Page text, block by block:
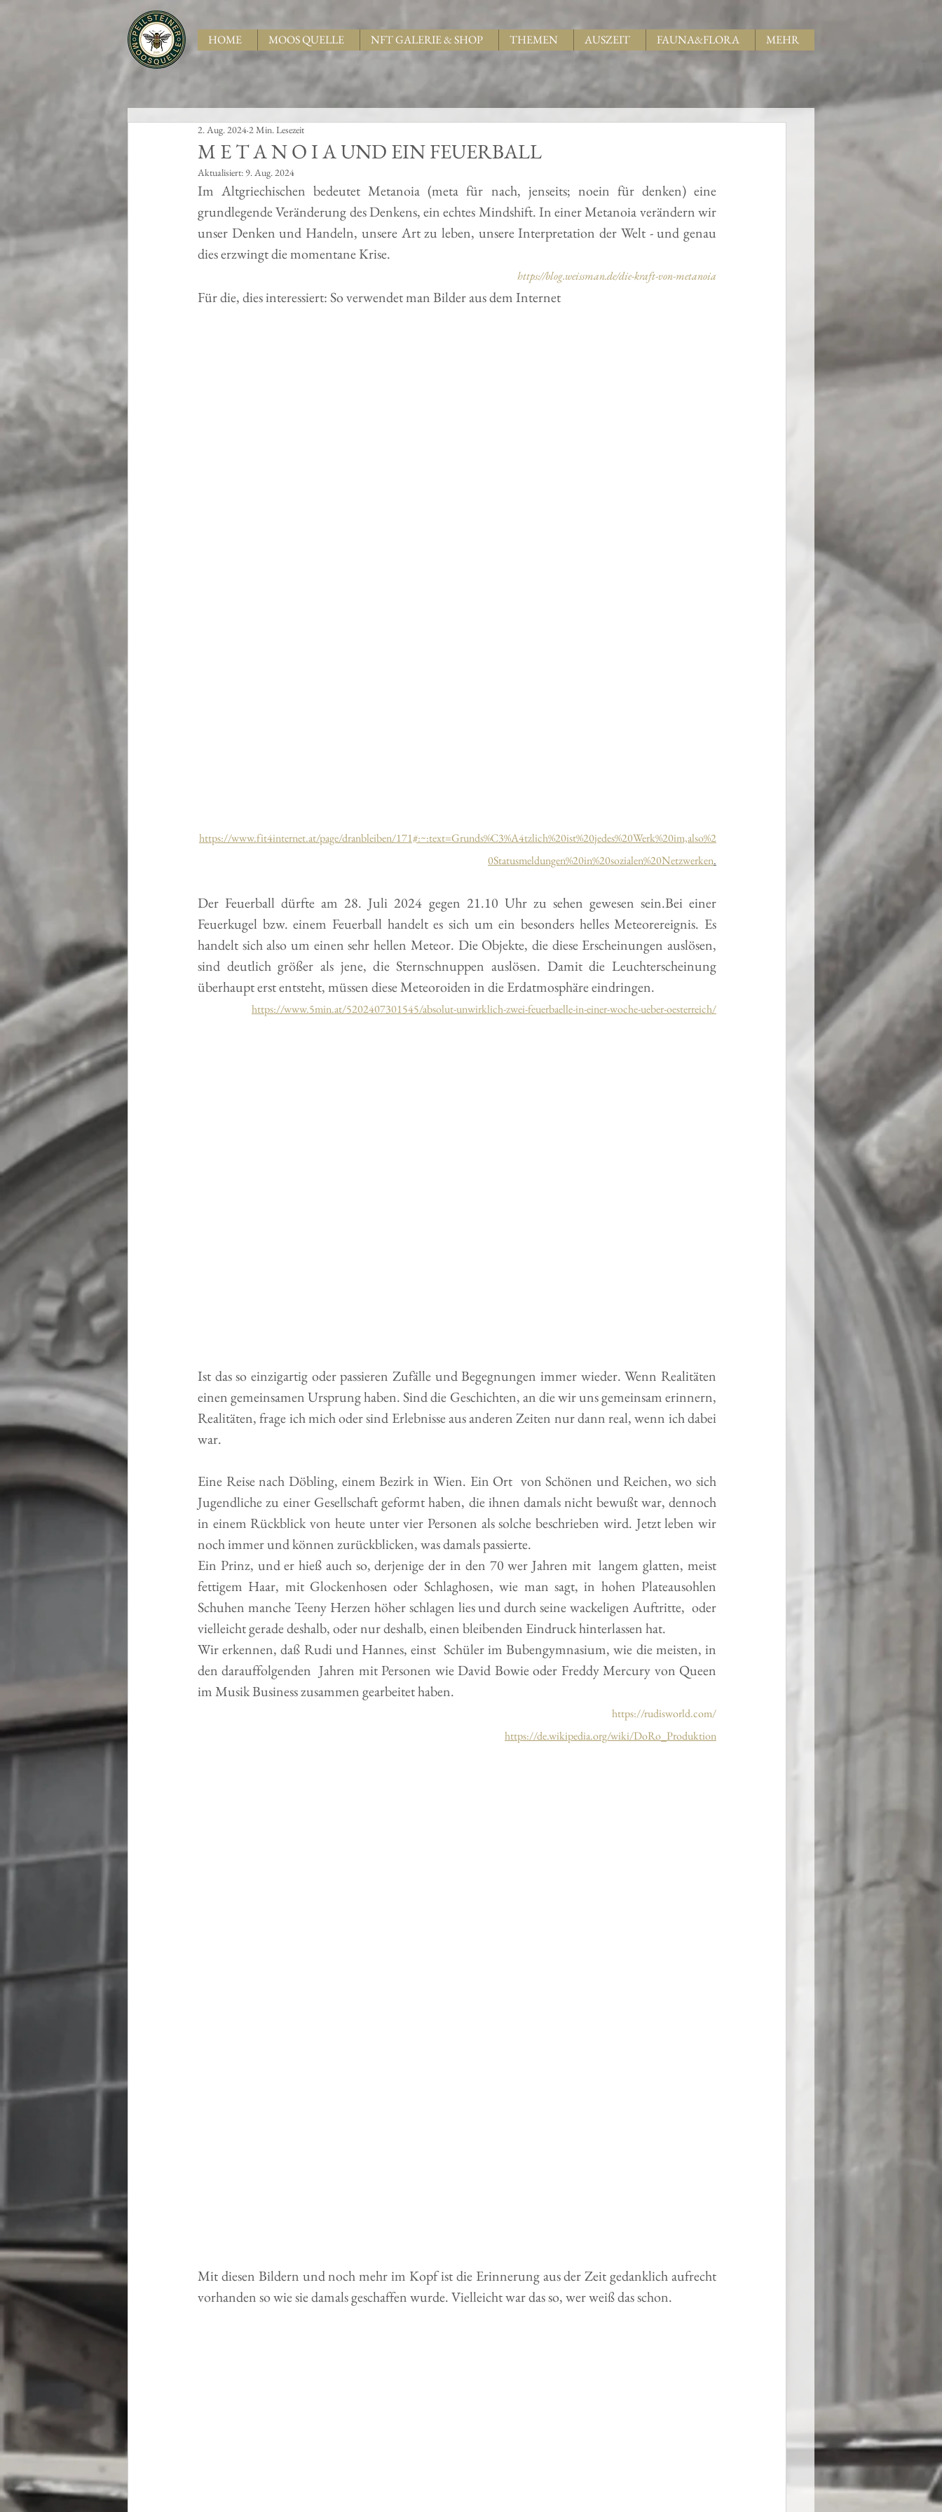
HOME MOOS QUELLE NFT GALERIE & SHOP THEMEN AUSZEIT FAUNA&FLORA MEHR
M E T A N O I A UND EIN FEUERBALL
2. Aug. 20242 Min. Lesezeit
Aktualisiert: 9. Aug. 2024
Im Altgriechischen bedeutet Metanoia (meta für nach, jenseits; noein für denken) eine
grundlegende Veränderung des Denkens, ein echtes Mindshift. In einer Metanoia verändern wir
unser Denken und Handeln, unsere Art zu leben, unsere Interpretation der Welt - und genau
dies erzwingt die momentane Krise.
https://blog.weissman.de/die-kraft-von-metanoia
Für die, dies interessiert: So verwendet man Bilder aus dem Internet
https://www.fit4internet.at/page/dranbleiben/171#:~:text=Grunds%C3%A4tzlich%20ist%20jedes%20Werk%20im,also%2
0Statusmeldungen%20in%20sozialen%20Netzwerken.
Der Feuerball dürfte am 28. Juli 2024 gegen 21.10 Uhr zu sehen gewesen sein.Bei einer
Feuerkugel bzw. einem Feuerball handelt es sich um ein besonders helles Meteorereignis. Es
handelt sich also um einen sehr hellen Meteor. Die Objekte, die diese Erscheinungen auslösen,
sind deutlich größer als jene, die Sternschnuppen auslösen. Damit die Leuchterscheinung
überhaupt erst entsteht, müssen diese Meteoroiden in die Erdatmosphäre eindringen.
https://www.5min.at/5202407301545/absolut-unwirklich-zwei-feuerbaelle-in-einer-woche-ueber-oesterreich/
Ist das so einzigartig oder passieren Zufälle und Begegnungen immer wieder. Wenn Realitäten
einen gemeinsamen Ursprung haben. Sind die Geschichten, an die wir uns gemeinsam erinnern,
Realitäten, frage ich mich oder sind Erlebnisse aus anderen Zeiten nur dann real, wenn ich dabei
war.
Eine Reise nach Döbling, einem Bezirk in Wien. Ein Ort  von Schönen und Reichen, wo sich
Jugendliche zu einer Gesellschaft geformt haben, die ihnen damals nicht bewußt war, dennoch
in einem Rückblick von heute unter vier Personen als solche beschrieben wird. Jetzt leben wir
noch immer und können zurückblicken, was damals passierte.
Ein Prinz, und er hieß auch so, derjenige der in den 70 wer Jahren mit  langem glatten, meist
fettigem Haar, mit Glockenhosen oder Schlaghosen, wie man sagt, in hohen Plateausohlen
Schuhen manche Teeny Herzen höher schlagen lies und durch seine wackeligen Auftritte,  oder
vielleicht gerade deshalb, oder nur deshalb, einen bleibenden Eindruck hinterlassen hat.
Wir erkennen, daß Rudi und Hannes, einst  Schüler im Bubengymnasium, wie die meisten, in
den darauffolgenden  Jahren mit Personen wie David Bowie oder Freddy Mercury von Queen
im Musik Business zusammen gearbeitet haben.
https://rudisworld.com/
https://de.wikipedia.org/wiki/DoRo_Produktion
Mit diesen Bildern und noch mehr im Kopf ist die Erinnerung aus der Zeit gedanklich aufrecht
vorhanden so wie sie damals geschaffen wurde. Vielleicht war das so, wer weiß das schon.